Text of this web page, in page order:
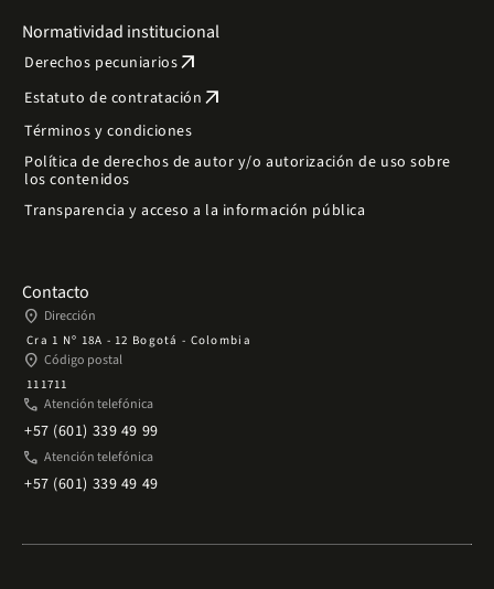
Normatividad institucional
Derechos pecuniariosarrow_outward
Estatuto de contratación arrow_outward
Términos y condiciones
Política de derechos de autor y/o autorización de uso sobre
los contenidos
Transparencia y acceso a la información pública
Contacto
place Dirección
Cra 1 Nº 18A - 12 Bogotá - Colombia
place Código postal
111711
phone Atención telefónica
+57 (601) 339 49 99
phone Atención telefónica
+57 (601) 339 49 49